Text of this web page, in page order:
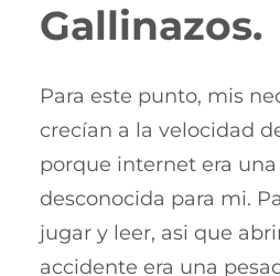
Gallinazos.
Para este punto, mis
crecían a la velocidad
porque internet era una
desconocida para mi.
jugar y leer, asi que
accidente era una